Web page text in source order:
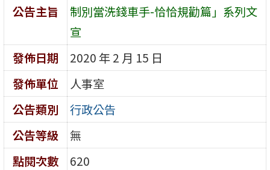
公告主旨
制別當洗錢車手-恰恰規勸篇」系列文
宣
發佈日期
2020 年 2 月 15 日
發佈單位
人事室
公告類別
行政公告
公告等級
無
點閱次數
620